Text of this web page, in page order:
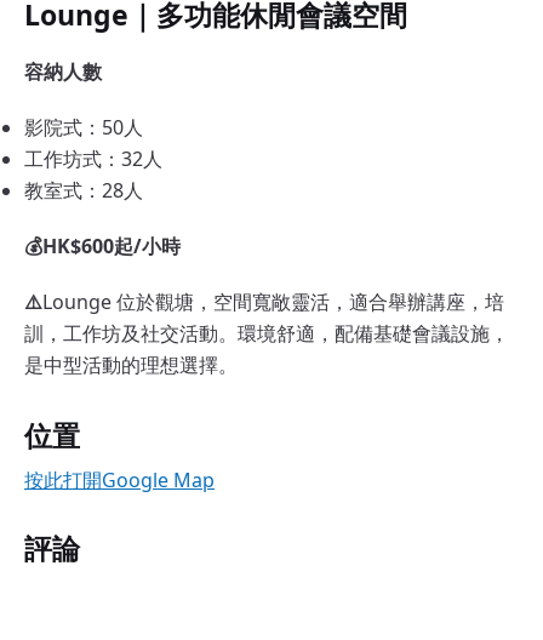
Lounge｜多功能休閒會議空間
容納人數
影院式：50人
工作坊式：32人
教室式：28人
💰HK$600起/小時
⚠️Lounge 位於觀塘，空間寬敞靈活，適合舉辦講座，培
訓，工作坊及社交活動。環境舒適，配備基礎會議設施，
是中型活動的理想選擇。
位置
按此打開Google Map
評論